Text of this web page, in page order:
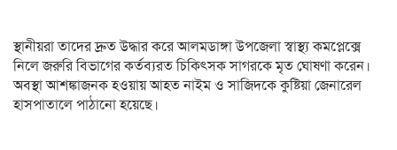
স্থানীয়রা তাদের দ্রুত উদ্ধার করে আলমডাঙ্গা উপজেলা স্বাস্থ্য কমপ্লেক্সে
নিলে জরুরি বিভাগের কর্তব্যরত চিকিৎসক সাগরকে মৃত ঘোষণা করেন।
অবস্থা আশঙ্কাজনক হওয়ায় আহত নাইম ও সাজিদকে কুষ্টিয়া জেনারেল
হাসপাতালে পাঠানো হয়েছে।